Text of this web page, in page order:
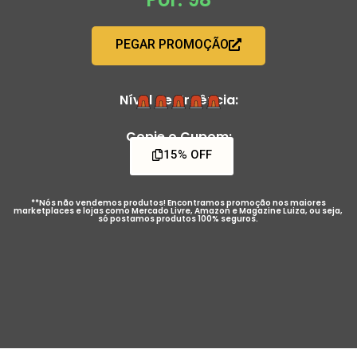
PEGAR PROMOÇÃO
Nível de Urgência:
Copie o Cupom:
15% OFF
**Nós não vendemos produtos! Encontramos promoção nos maiores
marketplaces e lojas como Mercado Livre, Amazon e Magazine Luiza, ou seja,
só postamos produtos 100% seguros.